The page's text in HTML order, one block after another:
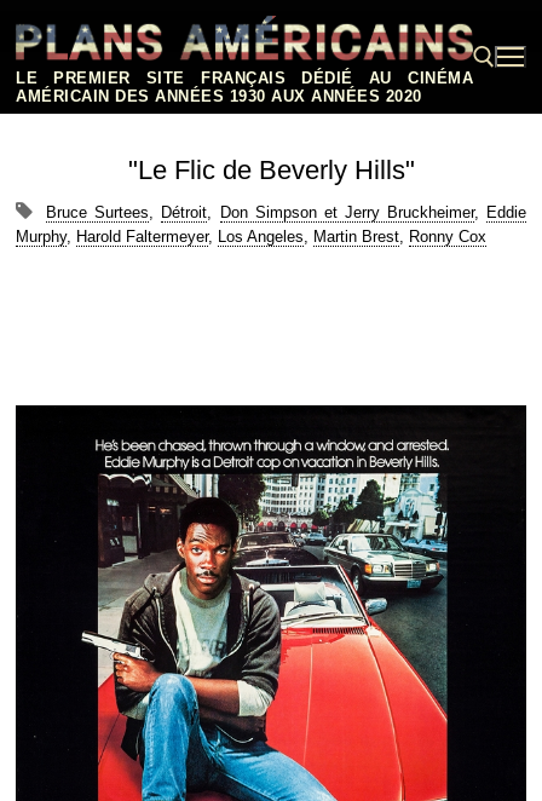
contenu
LE PREMIER SITE FRANÇAIS DÉDIÉ AU CINÉMA
AMÉRICAIN DES ANNÉES 1930 AUX ANNÉES 2020
"Le Flic de Beverly Hills"
Bruce Surtees, Détroit, Don Simpson et Jerry Bruckheimer, Eddie
Murphy, Harold Faltermeyer, Los Angeles, Martin Brest, Ronny Cox